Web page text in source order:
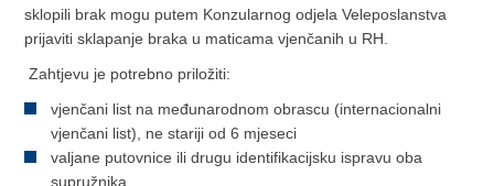
sklopili brak mogu putem Konzularnog odjela Veleposlanstva
prijaviti sklapanje braka u maticama vjenčanih u RH.
Zahtjevu je potrebno priložiti:
vjenčani list na međunarodnom obrascu (internacionalni
vjenčani list), ne stariji od 6 mjeseci
valjane putovnice ili drugu identifikacijsku ispravu oba
supružnika